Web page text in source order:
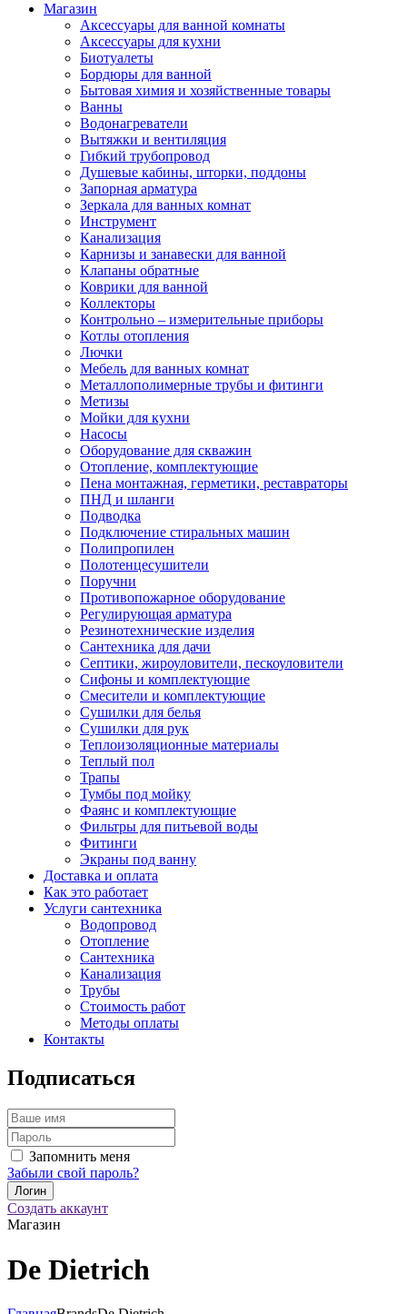
Магазин
Аксессуары для ванной комнаты
Аксессуары для кухни
Биотуалеты
Бордюры для ванной
Бытовая химия и хозяйственные товары
Ванны
Водонагреватели
Вытяжки и вентиляция
Гибкий трубопровод
Душевые кабины, шторки, поддоны
Запорная арматура
Зеркала для ванных комнат
Инструмент
Канализация
Карнизы и занавески для ванной
Клапаны обратные
Коврики для ванной
Коллекторы
Контрольно – измерительные приборы
Котлы отопления
Лючки
Мебель для ванных комнат
Металлополимерные трубы и фитинги
Метизы
Мойки для кухни
Насосы
Оборудование для скважин
Отопление, комплектующие
Пена монтажная, герметики, реставраторы
ПНД и шланги
Подводка
Подключение стиральных машин
Полипропилен
Полотенцесушители
Поручни
Противопожарное оборудование
Регулирующая арматура
Резинотехнические изделия
Сантехника для дачи
Септики, жироуловители, пескоуловители
Сифоны и комплектующие
Смесители и комплектующие
Сушилки для белья
Сушилки для рук
Теплоизоляционные материалы
Теплый пол
Трапы
Тумбы под мойку
Фаянс и комплектующие
Фильтры для питьевой воды
Фитинги
Экраны под ванну
Доставка и оплата
Как это работает
Услуги сантехника
Водопровод
Отопление
Сантехника
Канализация
Трубы
Стоимость работ
Методы оплаты
Контакты
Подписаться
Запомнить меня
Забыли свой пароль?
Создать аккаунт
Магазин
De Dietrich